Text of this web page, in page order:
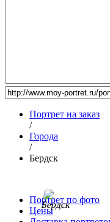
Портрет на заказ
/
Города
/
Бердск
Портрет по фото
Цены